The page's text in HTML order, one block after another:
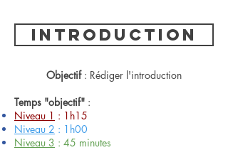
INTRODUCTION
Objectif: Rédiger l'introduction
Temps "objectif" :
Niveau 1 : 1h15
Niveau 2 : 1h00
Niveau 3 : 45 minutes